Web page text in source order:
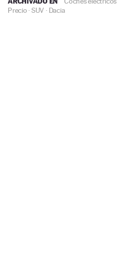
Precio ·SUV · Dacia